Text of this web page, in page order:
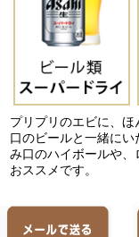
プリプリのエビに、
口のビールと一緒に
み口のハイボールや
おススメです。